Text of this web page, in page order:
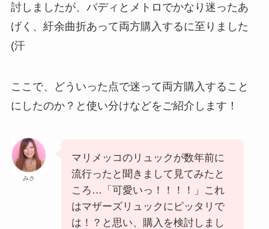
討しましたが、バディとメトロでかなり迷ったあ
げく、紆余曲折あって両方購入するに至りました
(汗
ここで、どういった点で迷って両方購入すること
にしたのか？と使い分けなどをご紹介します！
みさ
マリメッコのリュックが数年前に
流行ったと聞きまして見てみたと
ころ…「可愛いっ！！！！」これ
はマザーズリュックにピッタリで
は！？と思い、購入を検討しまし